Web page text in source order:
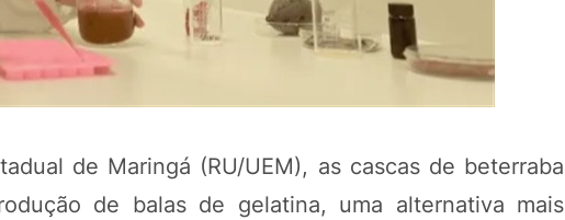
de Maringá (RU/UEM), as cascas de beterraba
de balas de gelatina, uma alternativa mais